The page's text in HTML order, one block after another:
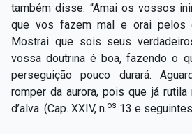
também disse: “Amai os vossos
que vos fazem mal e orai pelos
Mostrai que sois seus
vossa doutrina é boa, fazendo o
perseguição pouco durará.
romper da aurora, pois que já
d’alva. (Cap. XXIV, n.os 13 e